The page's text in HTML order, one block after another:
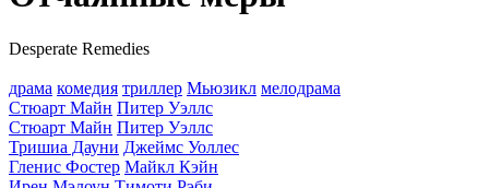
Desperate Remedies
драма комедия триллер Мьюзикл мелодрама
Стюарт Майн Питер Уэллс
Стюарт Майн Питер Уэллс
Тришиа Дауни Джеймс Уоллес
Гленис Фостер Майкл Кэйн